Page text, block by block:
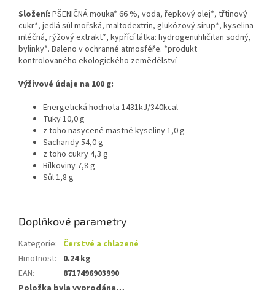
Složení: PŠENIČNÁ mouka* 66 %, voda, řepkový olej*, třtinový
cukr*, jedlá sůl mořská, maltodextrin, glukózový sirup*, kyselina
mléčná, rýžový extrakt*, kypřící látka: hydrogenuhličitan sodný,
bylinky*. Baleno v ochranné atmosféře. *produkt
kontrolovaného ekologického zemědělství
Výživové údaje na 100 g:
Energetická hodnota 1431kJ/340kcal
Tuky 10,0 g
z toho nasycené mastné kyseliny 1,0 g
Sacharidy 54,0 g
z toho cukry 4,3 g
Bílkoviny 7,8 g
Sůl 1,8 g
Doplňkové parametry
Kategorie: Čerstvé a chlazené
Hmotnost:
0.24 kg
EAN:
8717496903990